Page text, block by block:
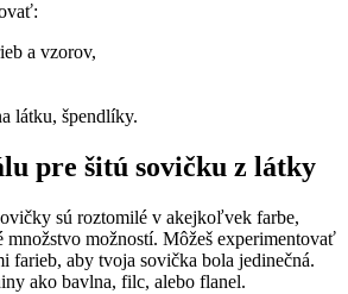
a vzorov,
látku, špendlíky.
pre šitú sovičku z látky
sú roztomilé v akejkoľvek farbe,
množstvo možností. Môžeš experimentovať
farieb, aby tvoja sovička bola jedinečná.
ako bavlna, filc, alebo flanel.